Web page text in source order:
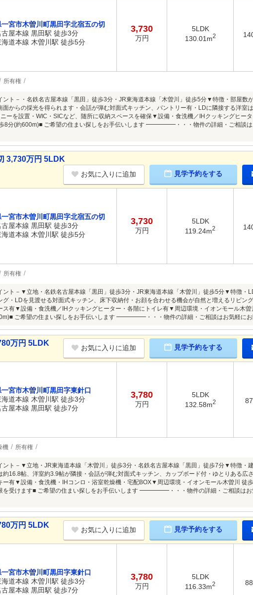
宮市木曽川町黒田字北宿五の切
屋本線 黒田駅 徒歩3分
海道本線 木曽川駅 徒歩5分
3,730
万円
5LDK
130.01m2
所有権
ント－・名鉄名古屋本線「黒田」徒歩3分・JR東海道本線「木曽川」徒歩5分▼特徴・部屋数
面からの採光を得られます・会話が弾む対面式キッチン、パントリー有・LDに隣接する洋室
ーを設置・WIC・SICなど、随所に収納スペースを確保▼設備・食洗機／IHクッキングヒー
8分(約600m)■ ご希望の住まい探しをお手伝いします ━━━━━・・・物件の詳細・ご相談は
3,730万円 5LDK
お気に入りに追加 見学予約をする
宮市木曽川町黒田字北宿五の切
屋本線 黒田駅 徒歩3分
海道本線 木曽川駅 徒歩5分
3,730
万円
5LDK
119.24m2
所有権
ント－▼立地・名鉄名古屋本線「黒田」徒歩3分・JR東海道本線「木曽川」徒歩5分▼特徴・
グ・LDを見渡せる対面式キッチン、床下収納付・お顔を合わせる機会が自然と増えるリビン
ス有▼設備・食洗機／IHクッキングヒーター・各階にトイレ有▼周辺環境・イオンモール木曽
ご希望の住まい探しをお手伝いします ━━━━━・・・物件の詳細・ご相談はお気軽にお
万円 5LDK
お気に入りに追加 見学予約をする
宮市木曽川町黒田字東針口
海道本線 木曽川駅 徒歩3分
屋本線 黒田駅 徒歩7分
3,780
万円
5LDK
132.58m2
機 所有権
ント－▼立地・JR東海道本線「木曽川」徒歩3分・名鉄名古屋本線「黒田」徒歩7分▼特徴・
約16.8帖、洋室約3.9帖が隣接・会話が弾む対面式キッチン、カップボード付・ゆとりある広
ー有▼設備・食洗機・IHコンロ・浴室乾燥機・宅配BOX▼周辺環境・イオンモール木曽川 徒
を受けます■ ご希望の住まい探しをお手伝いします ━━━━━・・・物件の詳細・ご相談はお
万円 5LDK
お気に入りに追加 見学予約をする
宮市木曽川町黒田字東針口
海道本線 木曽川駅 徒歩3分
屋本線 黒田駅 徒歩7分
3,780
万円
5LDK
116.33m2